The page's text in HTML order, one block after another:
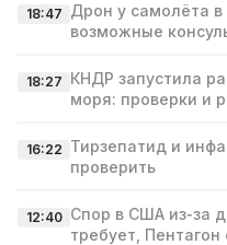
18:47 Дрон у самолёта
возможные
18:27 КНДР запустила
моря: проверки и
16:22 Тирзепатид и
проверить
12:40 Спор в США из‑за
требует, Пентагон